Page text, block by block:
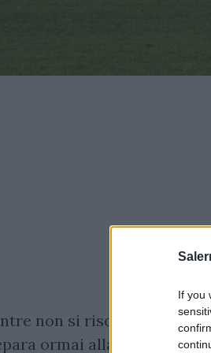
If you
non si risolve il nodo
ormai alla prossima